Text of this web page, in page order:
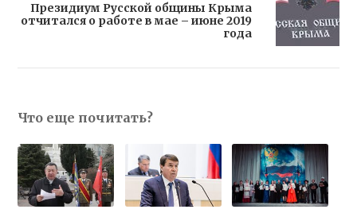
Президиум Русской общины Крыма
отчитался о работе в мае – июне 2019
года
Что еще почитать?